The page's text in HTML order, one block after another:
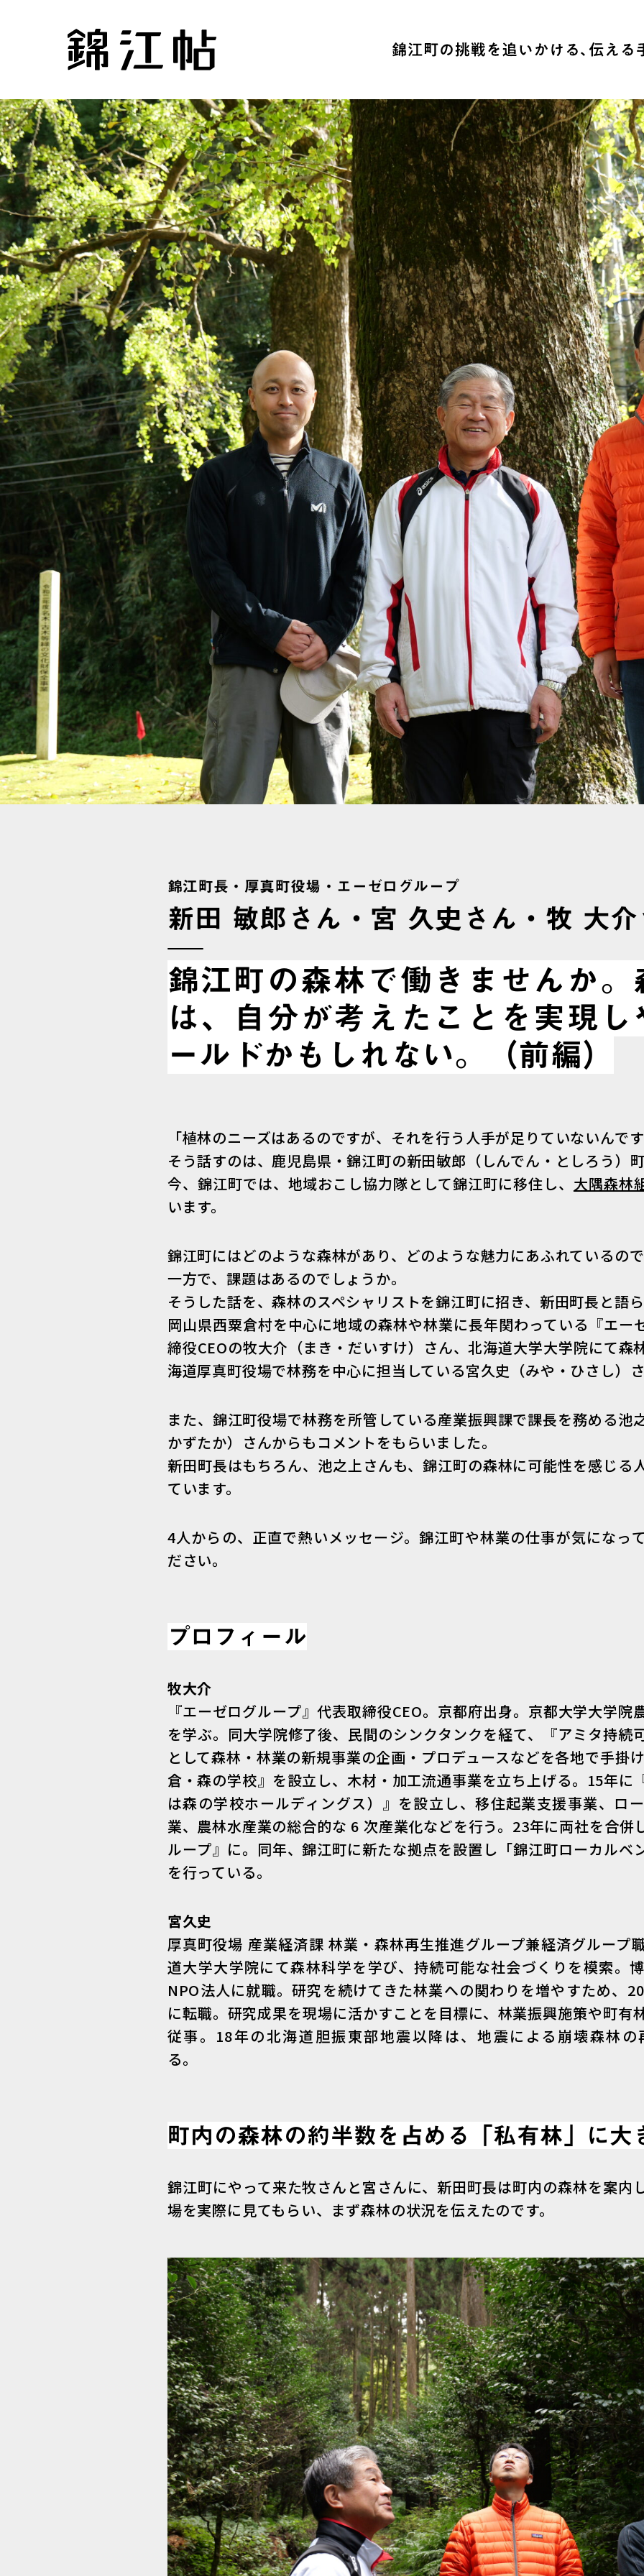
錦江町長・厚真町役場・エーゼログループ
新田 敏郎さん・宮 久史さん・牧 大介
錦江町の森林で働きませんか。
は、自分が考えたことを実現し
ールドかもしれない。（前編）
「植林のニーズはあるのですが、それを行う人手が足りていないんで
そう話すのは、鹿児島県・錦江町の新田敏郎（しんでん・としろう）
今、錦江町では、地域おこし協力隊として錦江町に移住し、 大隅森林
います。
錦江町にはどのような森林があり、どのような魅力にあふれているの
一方で、課題はあるのでしょうか。
そうした話を、森林のスペシャリストを錦江町に招き、新田町長と語
岡山県西粟倉村を中心に地域の森林や林業に長年関わっている『エー
締役CEOの牧大介（まき・だいすけ）さん、北海道大学大学院にて森
海道厚真町役場で林務を中心に担当している宮久史（みや・ひさし）
また、錦江町役場で林務を所管している産業振興課で課長を務める池
かずたか）さんからもコメントをもらいました。
新田町長はもちろん、池之上さんも、錦江町の森林に可能性を感じる
ています。
4人からの、正直で熱いメッセージ。錦江町や林業の仕事が気になっ
ださい。
プロフィール
牧大介
『エーゼログループ』代表取締役CEO。京都府出身。京都大学大学院
を学ぶ。同大学院修了後、民間のシンクタンクを経て、『アミタ持続
として森林・林業の新規事業の企画・プロデュースなどを各地で手掛
倉・森の学校』を設立し、木材・加工流通事業を立ち上げる。15年に
は森の学校ホールディングス）』を設立し、移住起業支援事業、ロ
業、農林水産業の総合的な 6 次産業化などを行う。23年に両社を合併
ループ』に。同年、錦江町に新たな拠点を設置し「錦江町ローカルベ
を行っている。
宮久史
厚真町役場 産業経済課 林業・森林再生推進グループ兼経済グループ
道大学大学院にて森林科学を学び、持続可能な社会づくりを模索。
NPO法人に就職。研究を続けてきた林業への関わりを増やすため、
に転職。研究成果を現場に活かすことを目標に、林業振興施策や町有
従事。18年の北海道胆振東部地震以降は、地震による崩壊森林
る。
町内の森林の約半数を占める「私有林」に大
錦江町にやって来た牧さんと宮さんに、新田町長は町内の森林を案内
場を実際に見てもらい、まず森林の状況を伝えたのです。